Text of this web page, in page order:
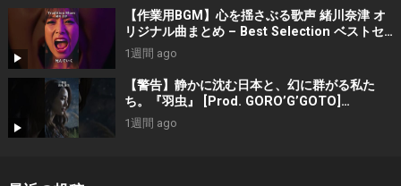
【作業用BGM】心を揺さぶる歌声 緒川奈津 オ
リジナル曲まとめ – Best Selection ベストセ
レクション #shorts #作業用bgm #music #音
1週間 ago
【警告】静かに沈む日本と、幻に群がる私た
ち。『羽虫』 [Prod. GORO’G’GOTO]
#shorts #出水蓮美
1週間 ago